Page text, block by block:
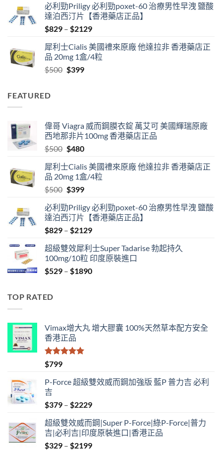
was:
$500.
is:
$480.
必利勁Priligy 必利勁poxet-60 治療男性早洩 鹽酸
達泊西汀片【香港藥店正品】
$829 – $2129Price
$829
through
犀利士Cialis 美國禮來原廠 他達拉非 香港藥店正
品 20mg 1盒/4粒
$500 Original
$399Current
FEATURED
偉哥 Viagra 威而鋼膜衣錠 萬艾可 美國輝瑞原廠
西地那非片100mg 香港藥店正品
$500 Original
was:
$500.
$480Current
is:
$480.
犀利士Cialis 美國禮來原廠 他達拉非 香港藥店正
品 20mg 1盒/4粒
$500 Original
was:
$500.
$399Current
is:
$399.
必利勁Priligy 必利勁poxet-60 治療男性早洩 鹽酸
達泊西汀片【香港藥店正品】
$829 – $2129Price
$829
through
$2129
超級雙效犀利士Super Tadarise 勃起持久
100mg/10粒 印度原裝進口
$529 – $1890Price
TOP RATED
Vimax增大丸 增大膠囊 100%天然草本配方安全
香港正品
評分
滿分 5
$799
P-Force 超級雙效威而鋼加強版 藍P 普力吉 必利
吉
$379 – $2229Price
$379
through
$2229
超級雙效威而鋼|Super P-Force|綠P-Force|普力
吉|必利吉|印度原裝進口|香港正品
$329 – $2199Price